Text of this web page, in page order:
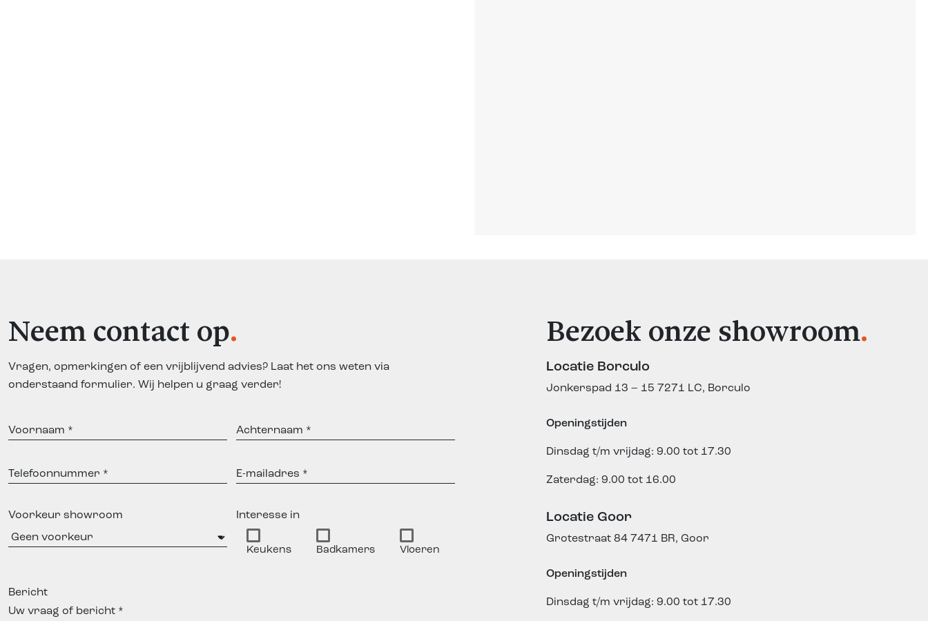
Neem contact op
Vragen, opmerkingen of een vrijblijvend advies? Laat het ons weten via
onderstaand formulier. Wij helpen u graag verder!
Voornaam Achternaam
Telefoonnummer
E-
mailadres
Voorkeur showroom Interesse in
Keukens Badkamers Vloeren
Bericht
Bezoek onze showroom.
Locatie Borculo
Jonkerspad 13 – 15 7271 LC, Borculo
Openingstijden
Dinsdag t/m vrijdag: 9.00 tot 17.30
Zaterdag: 9.00 tot 16.00
Locatie Goor
Grotestraat 847471 BR, Goor
Openingstijden
Dinsdag t/m vrijdag: 9.00 tot 17.30